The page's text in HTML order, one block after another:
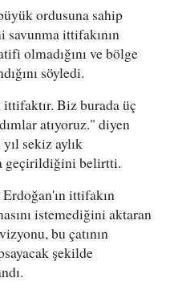
ordusuna sahip
savunma ittifakının
olmadığını ve bölge
söyledi.
Biz burada üç
atıyoruz." diyen
sekiz aylık
geçirildiğini belirtti.
ittifakın
istemediğini aktaran
bu çatının
şekilde